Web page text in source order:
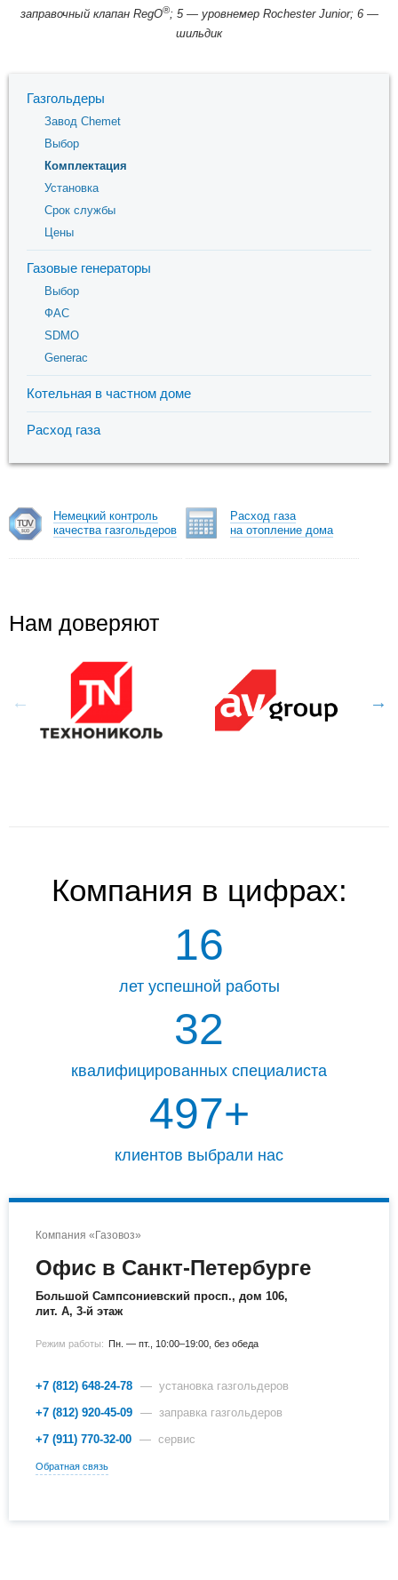
заправочный клапан RegO®; 5 — уровнемер Rochester Junior; 6 —
шильдик
Газгольдеры
Завод Chemet
Выбор
Комплектация
Установка
Срок службы
Цены
Газовые генераторы
Выбор
ФАС
SDMO
Generac
Котельная в частном доме
Расход газа
Немецкий контроль
качества газгольдеров
Расход газа
на отопление дома
Нам доверяют
Компания в цифрах:
16
лет успешной работы
32
квалифицированных специалиста
499+
клиентов выбрали нас
Компания «Газовоз»
Офис в Санкт-Петербурге
Большой Сампсониевский просп., дом 106,
лит. А, 3-й этаж
Режим работы: Пн. — пт., 10:00–19:00, без обеда
+7 (812) 648-24-78 — установка газгольдеров
+7 (812) 920-45-09 — заправка газгольдеров
+7 (911) 770-32-00 — сервис
Обратная связь